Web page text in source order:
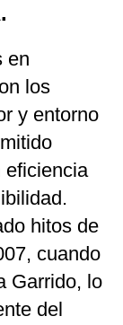
en
los
y entorno
eficiencia
hitos de
cuando
Garrido, lo
del